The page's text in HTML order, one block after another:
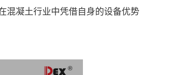
混凝土行业中凭借自身的设备优势